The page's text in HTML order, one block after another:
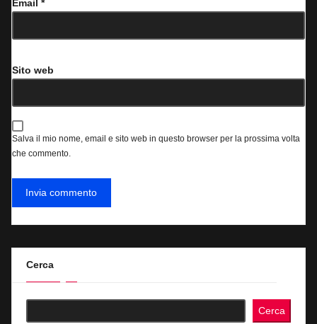
Email *
Sito web
Salva il mio nome, email e sito web in questo browser per la prossima volta
che commento.
Cerca
Cerca